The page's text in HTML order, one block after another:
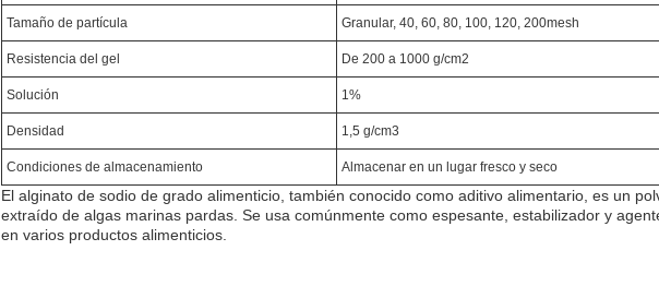
Tamaño de partícula Granular, 40, 60, 80, 100, 120, 200mesh
Resistencia del gel De 200 a 1000 g/cm2
Solución 1%
Densidad 1,5 g/cm3
Condiciones de almacenamiento Almacenar en un lugar fresco y seco
El alginato de sodio de grado alimenticio, también conocido como aditivo alimentario, es un
extraído de algas marinas pardas. Se usa comúnmente como espesante, estabilizador y
en varios productos alimenticios.